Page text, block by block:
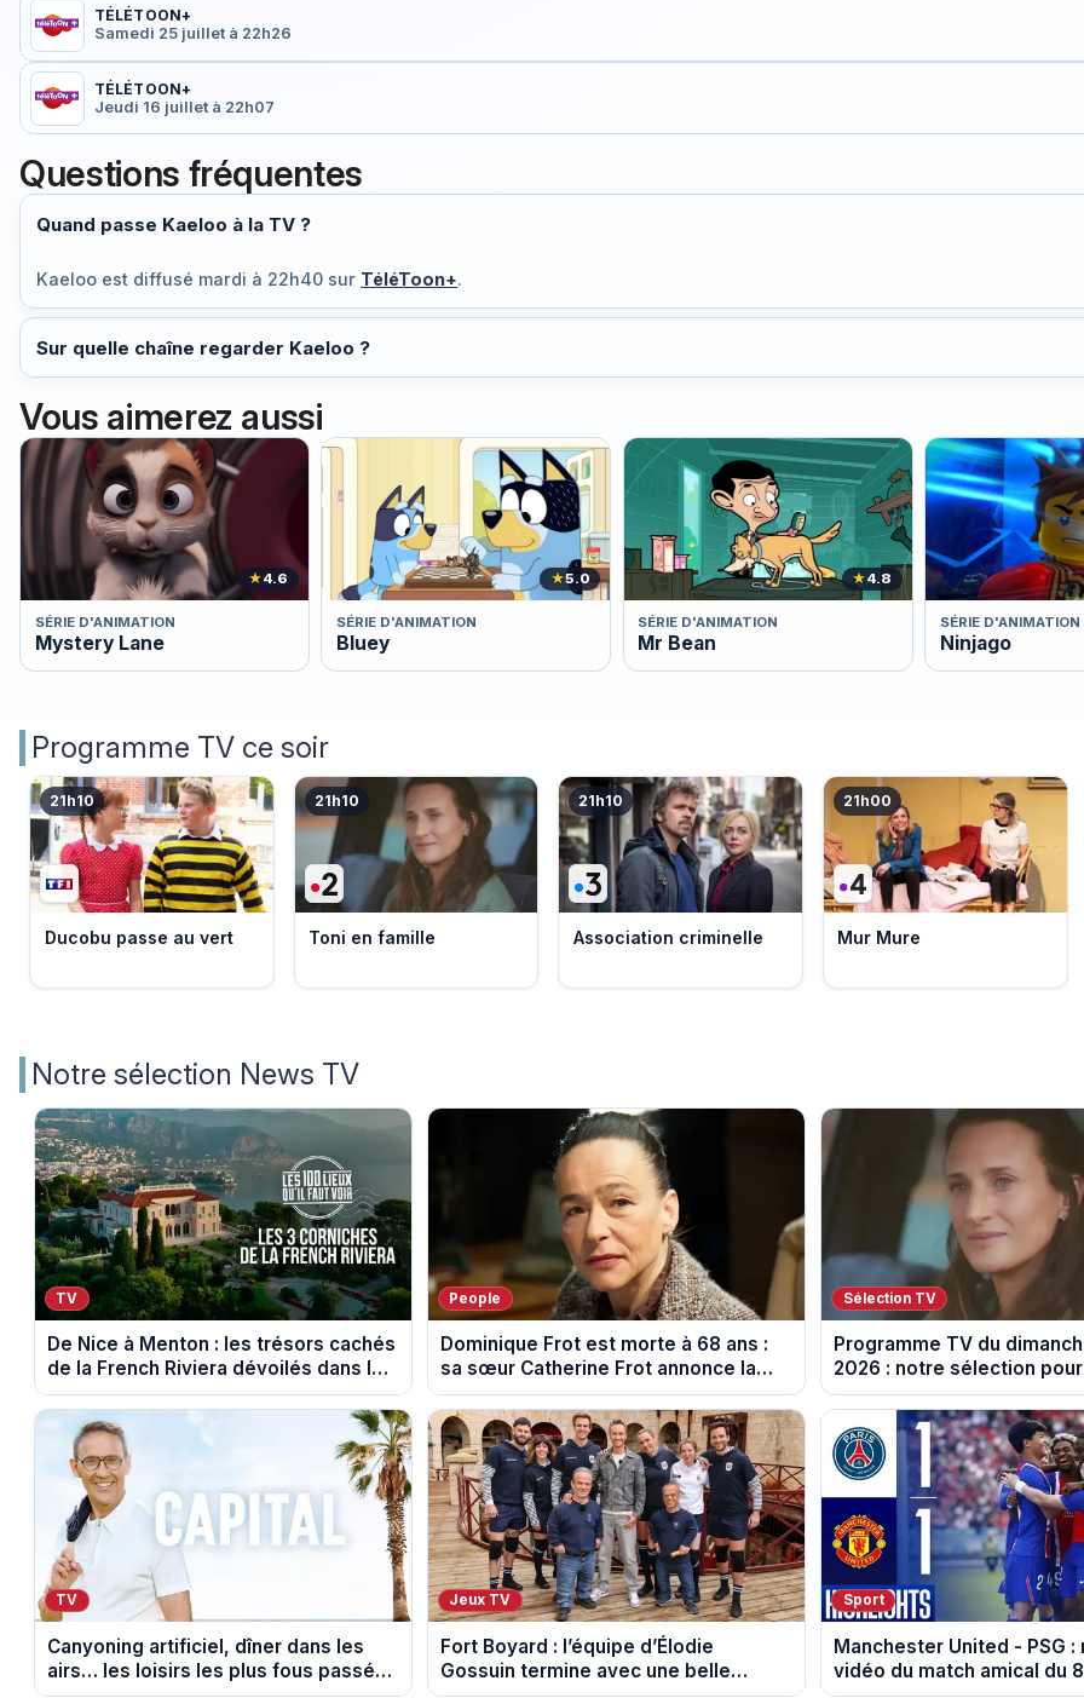
TÉLÉTOON+
Samedi 25 juillet à 22h26
TÉLÉTOON+
Jeudi 16 juillet à 22h07
Questions fréquentes
Quand passe Kaeloo à la TV ?
Kaeloo est diffusé mardi à 22h40 sur TéléToon+.
Sur quelle chaîne regarder Kaeloo ?
Vous aimerez aussi
★4.6
SÉRIE D'ANIMATION
Mystery Lane
★5.0
SÉRIE D'ANIMATION
Bluey
★4.8
SÉRIE D'ANIMATION
Mr Bean
SÉRIE D'ANIMATION
Ninjago
Programme TV ce soir
21h10
Ducobu passe au vert
21h10
Toni en famille
21h10
Association criminelle
21h00
Mur Mure
Notre sélection News TV
TV
De Nice à Menton : les trésors cachés
de la French Riviera dévoilés dans les
100 lieux qu'il faut voir
People
Dominique Frot est morte à 68 ans :
sa sœur Catherine Frot annonce la
triste nouvelle
Sélection TV
Programme TV du
2026 : notre sélection
soirée télé
TV
Canyoning artificiel, dîner dans les
airs… les loisirs les plus fous passés
Jeux TV
Fort Boyard : l’équipe d’Élodie
Gossuin termine avec une belle
Sport
Manchester United - PSG :
vidéo du match amical du